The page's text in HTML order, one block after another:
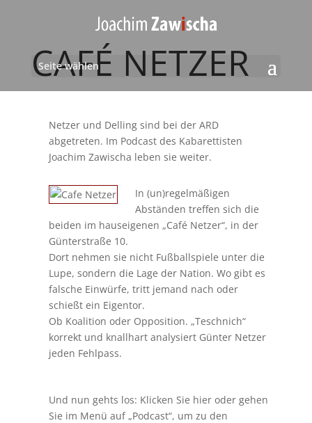
Seite wählen
CAFÉ NETZER
Netzer und Delling sind bei der ARD
abgetreten. Im Podcast des Kabarettisten
Joachim Zawischa leben sie weiter.
In (un)regelmäßigen
Abständen treffen sich die
beiden im hauseigenen „Café Netzer“, in der
Günterstraße 10.
Dort nehmen sie nicht Fußballspiele unter die
Lupe, sondern die Lage der Nation. Wo gibt es
falsche Einwürfe, tritt jemand nach oder
schießt ein Eigentor.
Ob Koalition oder Opposition. „Teschnich“
korrekt und knallhart analysiert Günter Netzer
jeden Fehlpass.
Und nun gehts los: Klicken Sie hieroder gehen
Sie im Menü auf„Podcast“, um zu den